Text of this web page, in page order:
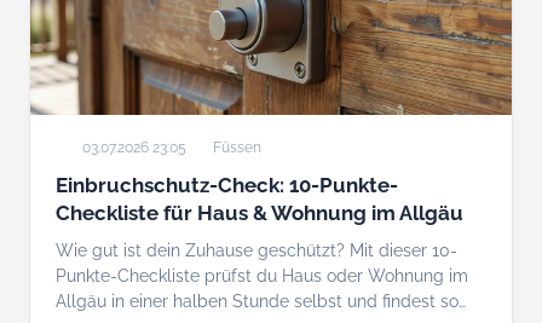
03.07.2026 23:05 Füssen
Einbruchschutz-Check: 10-Punkte-
Checkliste für Haus & Wohnung im Allgäu
Wie gut ist dein Zuhause geschützt? Mit dieser 10-
Punkte-Checkliste prüfst du Haus oder Wohnung im
Allgäu in einer halben Stunde selbst und findest so…